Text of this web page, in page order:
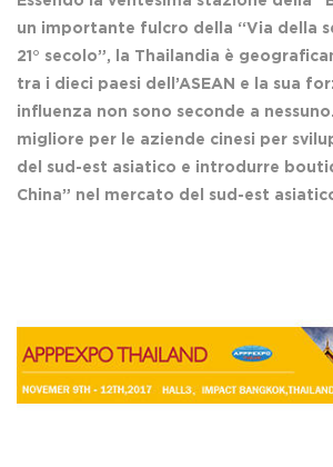
un importante fulcro della “Via della
21° secolo”, la Thailandia è
tra i dieci paesi dell’ASEAN e la sua
influenza non sono seconde a
migliore per le aziende cinesi per
del sud-est asiatico e introdurre
China” nel mercato del sud-est